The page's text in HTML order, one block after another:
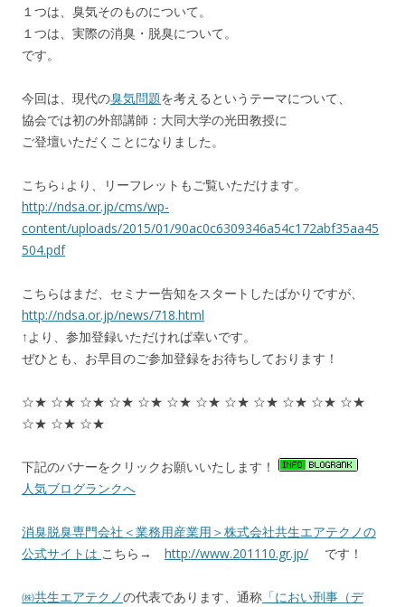
１つは、臭気そのものについて。
１つは、実際の消臭・脱臭について。
です。
今回は、現代の臭気問題を考えるというテーマについて、
協会では初の外部講師：大同大学の光田教授に
ご登壇いただくことになりました。
こちら↓より、リーフレットもご覧いただけます。
http://ndsa.or.jp/cms/wp-
content/uploads/2015/01/90ac0c6309346a54c172abf35aa45
504.pdf
こちらはまだ、セミナー告知をスタートしたばかりですが、
http://ndsa.or.jp/news/718.html
↑より、参加登録いただければ幸いです。
ぜひとも、お早目のご参加登録をお待ちしております！
☆★ ☆★ ☆★ ☆★ ☆★ ☆★ ☆★ ☆★ ☆★ ☆★ ☆★ ☆★
☆★ ☆★ ☆★
下記のバナーをクリックお願いいたします！
人気ブログランクへ
消臭脱臭専門会社＜業務用産業用＞株式会社共生エアテクノの
公式サイトは こちら→ http://www.201110.gr.jp/ です！
㈱共生エアテクノの代表であります、通称 「におい刑事（デ